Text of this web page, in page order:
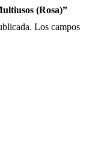
(Rosa)”
Los campos